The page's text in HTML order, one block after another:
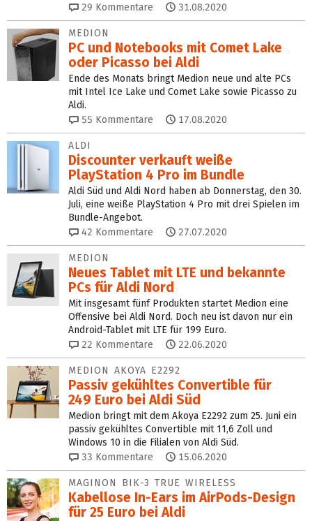
29 Kommentare 31.08.2020
MEDION
PC und Notebooks mit Comet Lake
oder Picasso bei Aldi
Ende des Monats bringt Medion neue und alte PCs
mit Intel Ice Lake und Comet Lake sowie Picasso zu
Aldi.
55 Kommentare 17.08.2020
ALDI
Discounter verkauft weiße
PlayStation 4 Pro im Bundle
Aldi Süd und Aldi Nord haben ab Donnerstag, den 30.
Juli, eine weiße PlayStation 4 Pro mit drei Spielen im
Bundle-Angebot.
42 Kommentare 27.07.2020
MEDION
Neues Tablet mit LTE und bekannte
PCs für Aldi Nord
Mit insgesamt fünf Produkten startet Medion eine
Offensive bei Aldi Nord. Doch neu ist davon nur ein
Android-Tablet mit LTE für 199 Euro.
22 Kommentare 22.06.2020
MEDION AKOYA E2292
Passiv gekühltes Convertible für
249 Euro bei Aldi Süd
Medion bringt mit dem Akoya E2292 zum 25. Juni ein
passiv gekühltes Convertible mit 11,6 Zoll und
Windows 10 in die Filialen von Aldi Süd.
33 Kommentare 15.06.2020
MAGINON BIK-3 TRUE WIRELESS
Kabellose In-Ears im AirPods-Design
für 25 Euro bei Aldi